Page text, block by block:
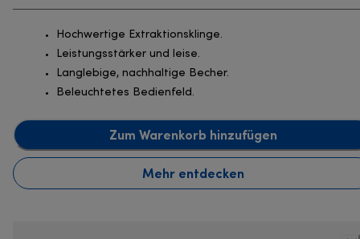
Hochwertige Extraktionsklinge.
Leistungsstärker und leise.
Langlebige, nachhaltige Becher.
Beleuchtetes Bedienfeld.
Zum Warenkorb hinzufügen
Mehr entdecken